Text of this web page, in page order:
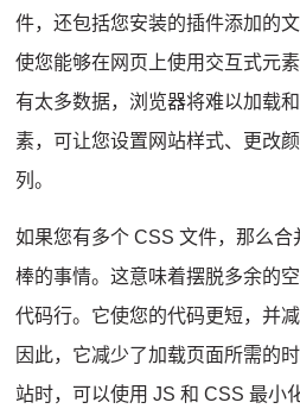
件，还包括您安装的插件添加的
使您能够在网页上使用交互式元
有太多数据，浏览器将难以加载
素，可让您设置网站样式、更改
列。
如果您有多个 CSS 文件，那么
棒的事情。这意味着摆脱多余的
代码行。 它使您的代码更短，并
因此，它减少了加载页面所需的
站时，可以使用 JS 和 CSS 最小